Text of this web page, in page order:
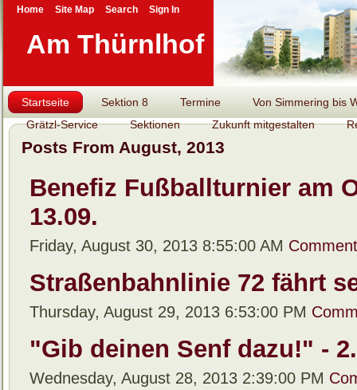
Am Thürnlhof
Startseite Sektion 8 Termine
Von Simmering bis
Grätzl-Service
Sektionen Zukunft mitgestalten
Posts From August, 2013
Benefiz Fußballturnier am
13.09.
Friday, August 30, 2013 8:55:00 AM
Straßenbahnlinie 72 fährt
Thursday, August 29, 2013 6:53:00 PM
"Gib deinen Senf dazu!" -
Wednesday, August 28, 2013 2:39:00 PM
Home Site Map Search Sign In